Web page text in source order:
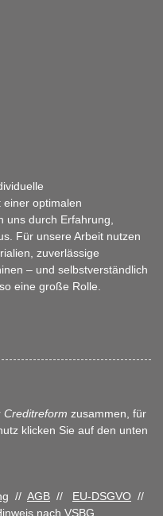
einer optimalen
uns durch Erfahrung,
Für unsere Arbeit nutzen
zuverlässige
– und selbstverständlich
eine große Rolle.
Creditreform zusammen, für
klicken Sie auf den unten
// AGB // EU-DSGVO //
nach VSBG